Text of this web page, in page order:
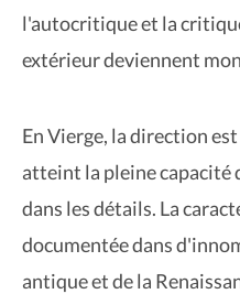
l'autocritique et la
extérieur deviennent
En Vierge, la direction
atteint la pleine capacité
dans les détails. La
documentée dans
antique et de la